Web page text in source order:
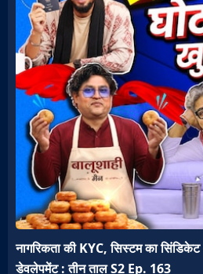
नागरिकता की KYC, सिस्टम का
डेवलेपमेंट : तीन ताल S2 Ep. 163